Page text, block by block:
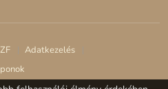
Adatkezelés